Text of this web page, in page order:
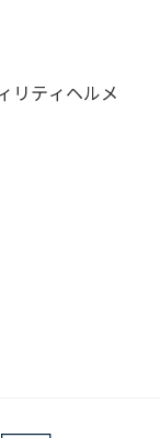
ティヘルメ